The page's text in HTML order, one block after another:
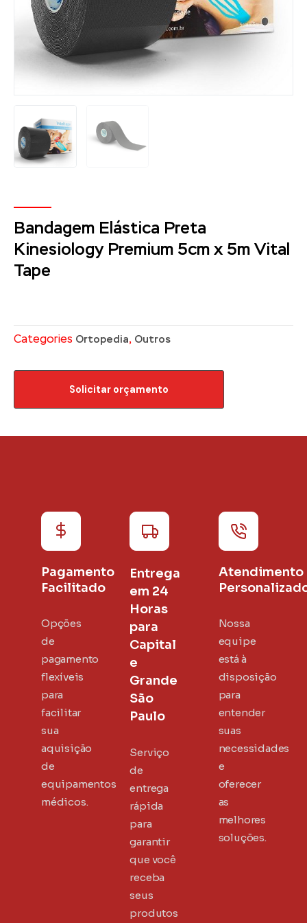
Bandagem Elástica Preta
Kinesiology Premium 5cm x 5m Vital
Tape
Categories Ortopedia, Outros
Solicitar orçamento
Pagamento
Facilitado
Opções
de
pagamento
flexíveis
para
facilitar
sua
aquisição
de
equipamentos
médicos.
Entrega
em 24
Horas
para
Capital
e
Grande
São
Paulo
Serviço
de
entrega
rápida
para
garantir
que você
receba
seus
produtos
Atendimento
Nossa
equipe
está à
disposição
para
entender
suas
necessidades
e
oferecer
as
melhores
soluções.